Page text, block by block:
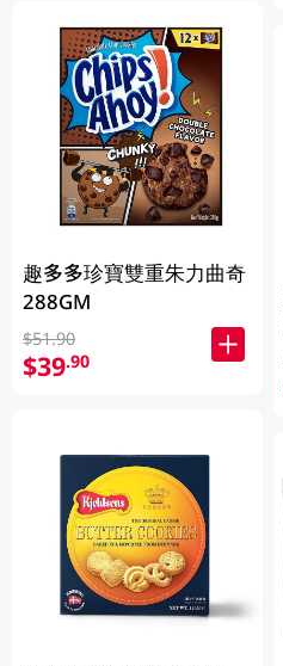
趣多多珍寶雙重朱力曲奇
288GM
$51.90
$39.90